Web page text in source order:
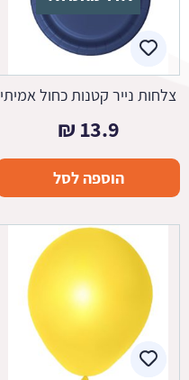
צלחות נייר קטנות כחול אמיתי
13.9
₪
הוספה לסל